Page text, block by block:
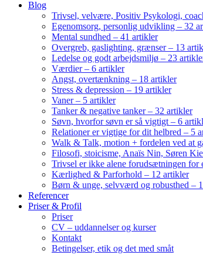
Blog
Trivsel, velvære, Positiv Psykologi,
Egenomsorg, personlig udvikling – 32
Mental sundhed – 41 artikler
Overgreb, gaslighting, grænser – 13
Ledelse og godt arbejdsmiljø – 23
Værdier – 6 artikler
Angst, overtænkning – 18 artikler
Stress & depression – 19 artikler
Vaner – 5 artikler
Tanker & negative tanker – 32 artikler
Søvn, hvorfor søvn er så vigtigt – 6
Relationer er vigtige for dit helbred – 5
Walk & Talk, motion + fordelen ved at
Filosofi, stoicisme, Anaïs Nin, Søren
Trivsel er ikke alene forudsætningen for
Kærlighed & Parforhold – 12 artikler
Børn & unge, selvværd og robusthed –
Referencer
Priser & Profil
Priser
CV – uddannelser og kurser
Kontakt
Betingelser, etik og det med småt